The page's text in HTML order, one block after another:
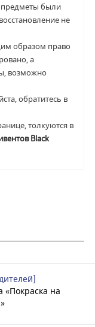
предметы были
не
образом право
а
возможно
обратитесь в
толкуются в
Black
«Покраска на